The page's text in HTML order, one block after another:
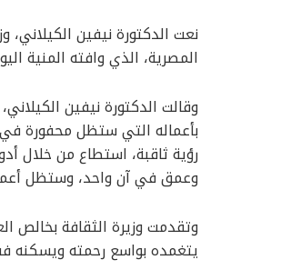
نعت الدكتورة نيفين الكيلاني،
المصرية، الذي وافته المنية اليوم
وقالت الدكتورة نيفين
بأعماله التي ستظل محفورة في
رؤية ثاقبة، استطاع من خلال
وعمق في آن واحد، وستظل
وتقدمت وزيرة الثقافة بخالص
يتغمده بواسع رحمته ويسكنه